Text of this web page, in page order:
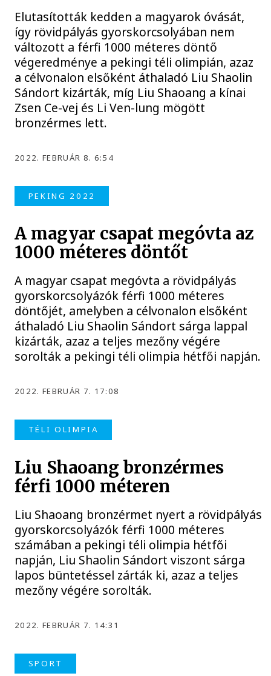
Elutasították kedden a magyarok óvását,
így rövidpályás gyorskorcsolyában nem
változott a férfi 1000 méteres döntő
végeredménye a pekingi téli olimpián, azaz
a célvonalon elsőként áthaladó Liu Shaolin
Sándort kizárták, míg Liu Shaoang a kínai
Zsen Ce-vej és Li Ven-lung mögött
bronzérmes lett.
2022. FEBRUÁR 8. 6:54
PEKING 2022
A magyar csapat megóvta az
1000 méteres döntőt
A magyar csapat megóvta a rövidpályás
gyorskorcsolyázók férfi 1000 méteres
döntőjét, amelyben a célvonalon elsőként
áthaladó Liu Shaolin Sándort sárga lappal
kizárták, azaz a teljes mezőny végére
sorolták a pekingi téli olimpia hétfői napján.
2022. FEBRUÁR 7. 17:08
TÉLI OLIMPIA
Liu Shaoang bronzérmes
férfi 1000 méteren
Liu Shaoang bronzérmet nyert a rövidpályás
gyorskorcsolyázók férfi 1000 méteres
számában a pekingi téli olimpia hétfői
napján, Liu Shaolin Sándort viszont sárga
lapos büntetéssel zárták ki, azaz a teljes
mezőny végére sorolták.
2022. FEBRUÁR 7. 14:31
SPORT